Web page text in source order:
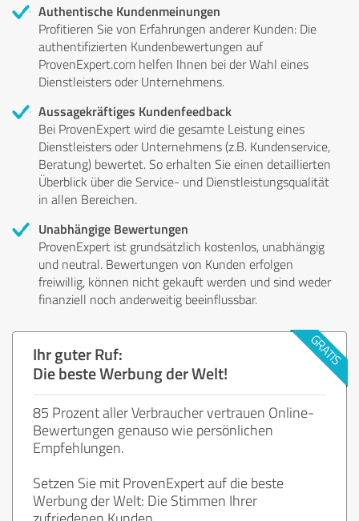
Authentische Kundenmeinungen
Profitieren Sie von Erfahrungen anderer Kunden: Die
authentifizierten Kundenbewertungen auf
ProvenExpert.com helfen Ihnen bei der Wahl eines
Dienstleisters oder Unternehmens.
Aussagekräftiges Kundenfeedback
Bei ProvenExpert wird die gesamte Leistung eines
Dienstleisters oder Unternehmens (z.B. Kundenservice,
Beratung) bewertet. So erhalten Sie einen detaillierten
Überblick über die Service- und Dienstleistungsqualität
in allen Bereichen.
Unabhängige Bewertungen
ProvenExpert ist grundsätzlich kostenlos, unabhängig
und neutral. Bewertungen von Kunden erfolgen
freiwillig, können nicht gekauft werden und sind weder
finanziell noch anderweitig beeinflussbar.
Ihr guter Ruf:
Die beste Werbung der Welt!
85 Prozent aller Verbraucher vertrauen Online-
Bewertungen genauso wie persönlichen
Empfehlungen.
Setzen Sie mit ProvenExpert auf die beste
Werbung der Welt: Die Stimmen Ihrer